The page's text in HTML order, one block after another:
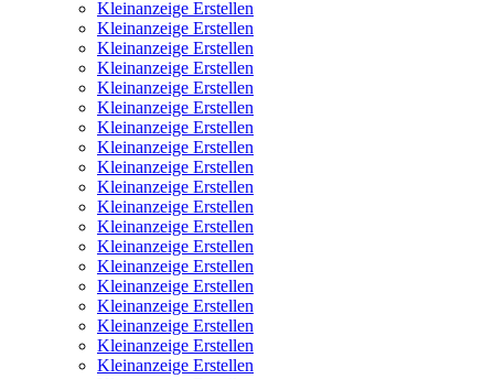
Kleinanzeige Erstellen
Kleinanzeige Erstellen
Kleinanzeige Erstellen
Kleinanzeige Erstellen
Kleinanzeige Erstellen
Kleinanzeige Erstellen
Kleinanzeige Erstellen
Kleinanzeige Erstellen
Kleinanzeige Erstellen
Kleinanzeige Erstellen
Kleinanzeige Erstellen
Kleinanzeige Erstellen
Kleinanzeige Erstellen
Kleinanzeige Erstellen
Kleinanzeige Erstellen
Kleinanzeige Erstellen
Kleinanzeige Erstellen
Kleinanzeige Erstellen
Kleinanzeige Erstellen